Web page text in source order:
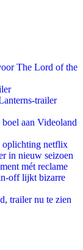
The Lord of the
trailer
aan Videoland
oplichting netflix
in nieuw seizoen
mét reclame
off lijkt bizarre
trailer nu te zien